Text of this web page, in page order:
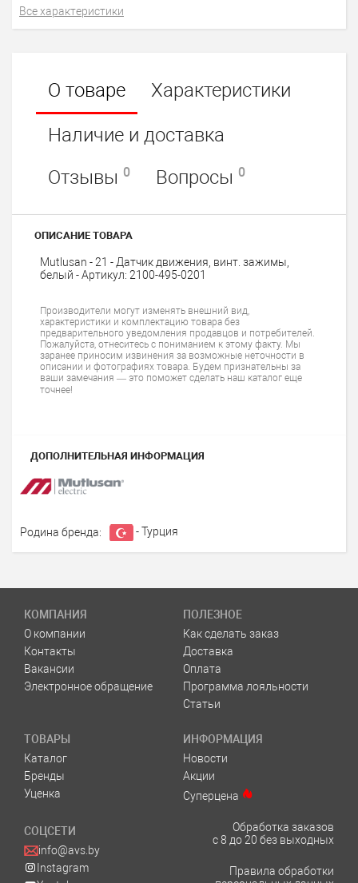
Все характеристики
О товаре
Характеристики
Наличие и доставка
Отзывы 0 Вопросы 0
ОПИСАНИЕ ТОВАРА
Mutlusan - 21 - Датчик движения, винт. зажимы,
белый - Артикул: 2100-495-0201
Производители могут изменять внешний вид,
характеристики и комплектацию товара без
предварительного уведомления продавцов и потребителей.
Пожалуйста, отнеситесь с пониманием к этому факту. Мы
заранее приносим извинения за возможные неточности в
описании и фотографиях товара. Будем признательны за
ваши замечания — это поможет сделать наш каталог еще
точнее!
ДОПОЛНИТЕЛЬНАЯ ИНФОРМАЦИЯ
Родина бренда: - Турция
КОМПАНИЯ
О компании
Контакты
Вакансии
Электронное обращение
ПОЛЕЗНОЕ
Как сделать заказ
Доставка
Оплата
Программа лояльности
Статьи
ТОВАРЫ
Каталог
Бренды
Уценка
ИНФОРМАЦИЯ
Новости
Акции
Суперцена
СОЦСЕТИ
info@avs.by
Instagram
Обработка заказов
с 8 до 20 без выходных
Правила обработки